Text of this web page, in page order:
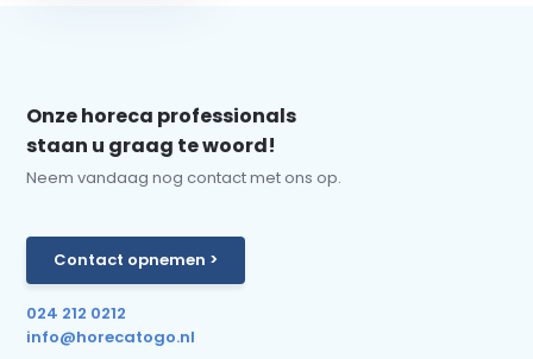
Onze horeca professionals
staan u graag te woord!
Neem vandaag nog contact met ons op.
Contact opnemen >
024 212 0212
info@horecatogo.nl